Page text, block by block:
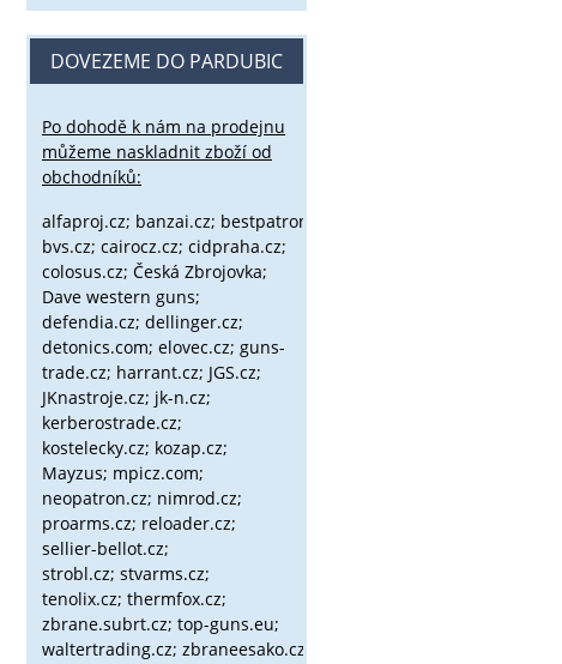
DOVEZEME DO PARDUBIC
Po dohodě k nám na prodejnu
můžeme naskladnit zboží od
obchodníků:
alfaproj.cz; banzai.cz; bestpatron.eu;
bvs.cz; cairocz.cz; cidpraha.cz;
colosus.cz; Česká Zbrojovka;
Dave western guns;
defendia.cz; dellinger.cz;
detonics.com; elovec.cz; guns-
trade.cz; harrant.cz; JGS.cz;
JKnastroje.cz; jk-n.cz;
kerberostrade.cz;
kostelecky.cz; kozap.cz;
Mayzus; mpicz.com;
neopatron.cz; nimrod.cz;
proarms.cz; reloader.cz;
sellier-bellot.cz;
strobl.cz; stvarms.cz;
tenolix.cz; thermfox.cz;
zbrane.subrt.cz; top-guns.eu;
waltertrading.cz; zbraneesako.cz;